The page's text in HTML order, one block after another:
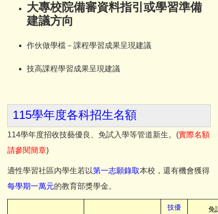
大專校院備審資料指引 或學習準備
建議方向
作伙做學檔－課程學習成果呈現建議
技高課程學習成果呈現建議
115學年度各科招生名額
114學年度招收技藝優良、免試入學等管道新生。(實際名額
請參閱簡章)
適性學習社區內學生若以第一志願錄取本校，還有機會獲得
每學期一萬元的教育部獎學金。
技優 免